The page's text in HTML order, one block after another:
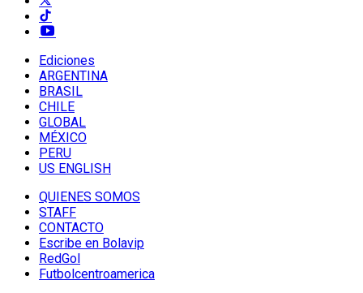
Ediciones
ARGENTINA
BRASIL
CHILE
GLOBAL
MÉXICO
PERU
US ENGLISH
QUIENES SOMOS
STAFF
CONTACTO
Escribe en Bolavip
RedGol
Futbolcentroamerica